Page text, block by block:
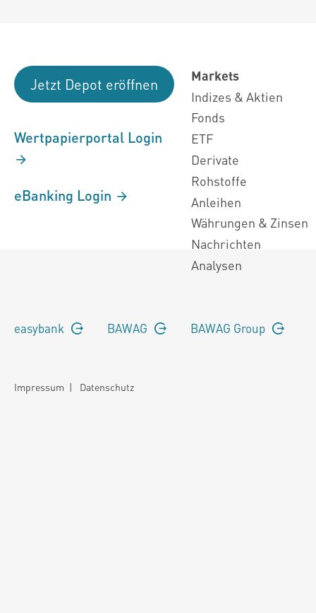
Jetzt Depot eröffnen
Wertpapierportal Login
eBanking Login
Markets
Indizes & Aktien
Fonds
ETF
Derivate
Rohstoffe
Anleihen
Währungen & Zinsen
Nachrichten
Analysen
easybank BAWAG BAWAG Group
Impressum | Datenschutz